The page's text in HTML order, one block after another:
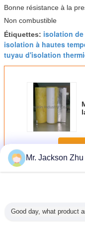
Bonne résistance à la
Non combustible
Étiquettes: isolation
isolation à hautes
tuyau d'isolation
PlusIsolation de
Mr. Jackson Zhu
Good day, what product